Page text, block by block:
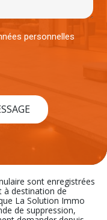
personnelles
sont enregistrées
à destination de
La Solution Immo
de suppression,